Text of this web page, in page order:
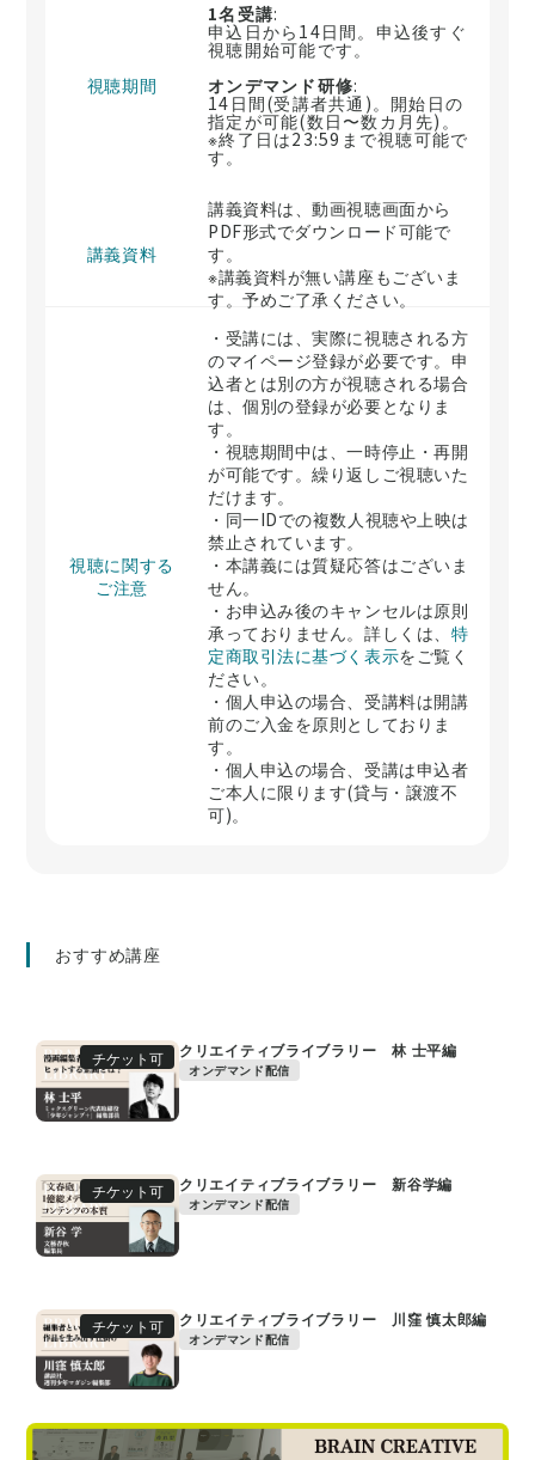
視聴期間
1名受講:
申込日から14日間。申込後すぐ
視聴開始可能です。
オンデマンド研修:
14日間(受講者共通)。開始日の
指定が可能(数日〜数カ月先)。
※終了日は23:59まで視聴可能で
す。
講義資料
講義資料は、動画視聴画面から
PDF形式でダウンロード可能で
す。
※講義資料が無い講座もございま
す。予めご了承ください。
視聴に関する
ご注意
・受講には、実際に視聴される方
のマイページ登録が必要です。申
込者とは別の方が視聴される場合
は、個別の登録が必要となりま
す。
・視聴期間中は、一時停止・再開
が可能です。繰り返しご視聴いた
だけます。
・同一IDでの複数人視聴や上映は
禁止されています。
・本講義には質疑応答はございま
せん。
・お申込み後のキャンセルは原則
承っておりません。詳しくは、 特
定商取引法に基づく表示をご覧く
ださい。
・個人申込の場合、受講料は開講
前のご入金を原則としておりま
す。
・個人申込の場合、受講は申込者
ご本人に限ります(貸与・譲渡不
可)。
おすすめ講座
チケット可 クリエイティブライブラリー 林 士平編
オンデマンド配信
チケット可 クリエイティブライブラリー 新谷学編
オンデマンド配信
チケット可 クリエイティブライブラリー 川窪 慎太郎編
オンデマンド配信